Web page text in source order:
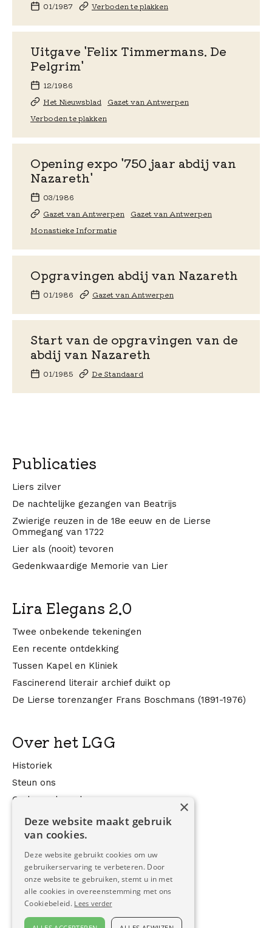
01/1987 Verboden te plakken
Uitgave 'Felix Timmermans. De
Pelgrim'
12/1986
Het Nieuwsblad
Gazet van Antwerpen
Verboden te plakken
Opening expo '750 jaar abdij van
Nazareth'
03/1986
Gazet van Antwerpen
Gazet van Antwerpen
Monastieke Informatie
Opgravingen abdij van Nazareth
01/1986 Gazet van Antwerpen
Start van de opgravingen van de
abdij van Nazareth
01/1985 De Standaard
Publicaties
Liers zilver
De nachtelijke gezangen van Beatrijs
Zwierige reuzen in de 18e eeuw en de Lierse
Ommegang van 1722
Lier als (nooit) tevoren
Gedenkwaardige Memorie van Lier
Lira Elegans 2.0
Twee onbekende tekeningen
Een recente ontdekking
Tussen Kapel en Kliniek
Fascinerend literair archief duikt op
De Lierse torenzanger Frans Boschmans (1891-1976)
Over het LGG
Historiek
Steun ons
Onderzoeksonderwerpen
LGG in de media
Contact
Contactformulier
Nieuwsbrief
×
Deze website maakt gebruik
van cookies.
Deze website gebruikt cookies om uw
gebruikerservaring te verbeteren. Door
onze website te gebruiken, stemt u in met
alle cookies in overeenstemming met ons
Cookiebeleid. Lees verder